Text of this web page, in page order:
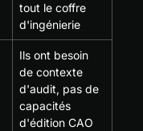
tout le coffre
d'ingénierie
Ils ont besoin
de contexte
d'audit, pas de
capacités
d'édition CAO